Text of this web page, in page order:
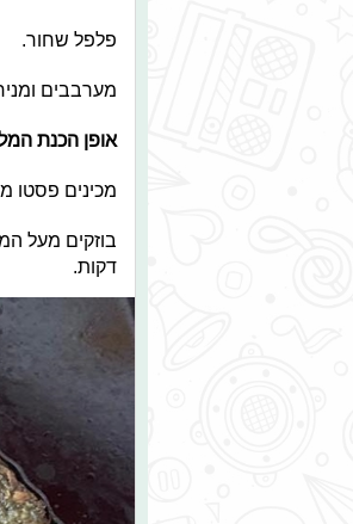
פלפל שחור.
מערבבים
אופן הכנת
מכינים פסטו מבזיליקום
דקות.